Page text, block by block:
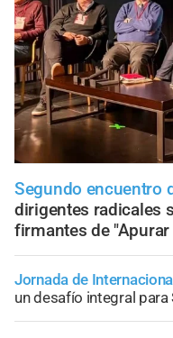
Segundo encuentro
dirigentes radicales
firmantes de "Apurar
Jornada de
un desafío integral para